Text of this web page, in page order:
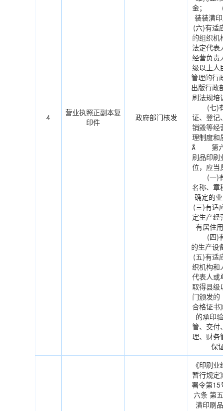
4
营业执照正副本复
印件
政府部门核发
金； (
装装
(六)有适
的组织机
法定代表
经营负责
级以上人
管理的行
出版行政
刷法规培
(七)有
证、登记
销毁等经
理制度和
 第六
刷品印刷
位，应当
(一)有
名称、
确定
(三)有适
定生产经
有居住
(四)有
的生产
(五)有适
织机构和
代表人或
取得县级
门颁发的
合格证书
的承印
管、交付
理、财务
保
《印刷
暂行规定
署令第15
六条 第
潢印刷